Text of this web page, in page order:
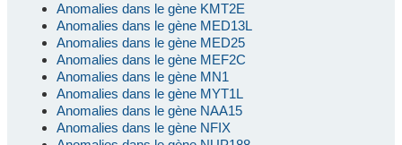
Anomalies dans le gène KMT2E
Anomalies dans le gène MED13L
Anomalies dans le gène MED25
Anomalies dans le gène MEF2C
Anomalies dans le gène MN1
Anomalies dans le gène MYT1L
Anomalies dans le gène NAA15
Anomalies dans le gène NFIX